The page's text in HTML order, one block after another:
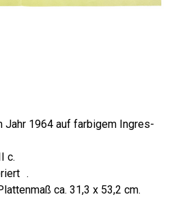
Jahr 1964 auf farbigem Ingres-
c.
.
ca. 31,3 x 53,2 cm.